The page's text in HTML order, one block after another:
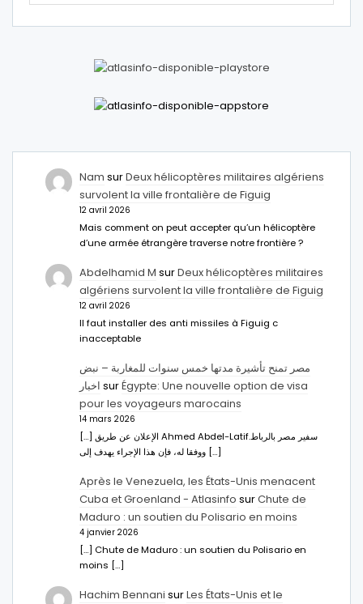
Nam surDeux hélicoptères militaires algériens
survolent la ville frontalière de Figuig
12 avril 2026
Mais comment on peut accepter qu’un hélicoptère
d’une armée étrangère traverse notre frontière ?
Abdelhamid M surDeux hélicoptères militaires
algériens survolent la ville frontalière de Figuig
12 avril 2026
Il faut installer des anti missiles à Figuig c
inacceptable
مصر تمنح تأشيرة مدتها خمس سنوات للمغاربة – نبض
اخبار surÉgypte: Une nouvelle option de visa
pour les voyageurs marocains
14 mars 2026
[…] الإعلان عن طريق Ahmed Abdel-Latifسفير مصر بالرباط.
ووفقا له، فإن هذا الإجراء يهدف إلى […]
Après le Venezuela, les États-Unis menacent
Cuba et Groenland - Atlasinfo surChute de
Maduro : un soutien du Polisario en moins
4 janvier 2026
[…] Chute de Maduro : un soutien du Polisario en
moins […]
Hachim Bennani surLes États-Unis et le